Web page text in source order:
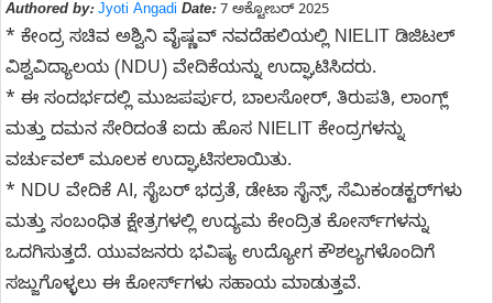
Authored by: Jyoti Angadi Date:7 ಅಕ್ಟೋಬರ್ 2025
* ಕೇಂದ್ರ ಸಚಿವ ಅಶ್ವಿನಿ ವೈಷ್ಣವ್ ನವದೆಹಲಿಯಲ್ಲಿ NIELIT ಡಿಜಿಟಲ್
ವಿಶ್ವವಿದ್ಯಾಲಯ (NDU) ವೇದಿಕೆಯನ್ನು ಉದ್ಘಾಟಿಸಿದರು.
* ಈ ಸಂದರ್ಭದಲ್ಲಿ ಮುಜಪರ್ಪುರ, ಬಾಲಸೋರ್, ತಿರುಪತಿ, ಲಾಂಗ್ಲ್
ಮತ್ತು ದಮನ ಸೇರಿದಂತೆ ಐದು ಹೊಸ NIELIT ಕೇಂದ್ರಗಳನ್ನು
ವರ್ಚುವಲ್ ಮೂಲಕ ಉದ್ಘಾಟಿಸಲಾಯಿತು.
* NDU ವೇದಿಕೆ AI, ಸೈಬರ್ ಭದ್ರತೆ, ಡೇಟಾ ಸೈನ್ಸ್, ಸೆಮಿಕಂಡಕ್ಟರ್‌ಗಳು
ಮತ್ತು ಸಂಬಂಧಿತ ಕ್ಷೇತ್ರಗಳಲ್ಲಿ ಉದ್ಯಮ ಕೇಂದ್ರಿತ ಕೋರ್ಸ್‌ಗಳನ್ನು
ಒದಗಿಸುತ್ತದೆ. ಯುವಜನರು ಭವಿಷ್ಯ ಉದ್ಯೋಗ ಕೌಶಲ್ಯಗಳೊಂದಿಗೆ
ಸಜ್ಜುಗೊಳ್ಳಲು ಈ ಕೋರ್ಸ್‌ಗಳು ಸಹಾಯ ಮಾಡುತ್ತವೆ.